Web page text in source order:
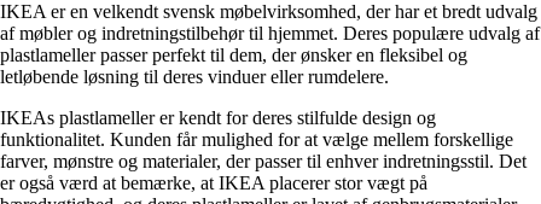
IKEA er en velkendt svensk møbelvirksomhed, der har et bredt udvalg
af møbler og indretningstilbehør til hjemmet. Deres populære udvalg af
plastlameller passer perfekt til dem, der ønsker en fleksibel og
letløbende løsning til deres vinduer eller rumdelere.
IKEAs plastlameller er kendt for deres stilfulde design og
funktionalitet. Kunden får mulighed for at vælge mellem forskellige
farver, mønstre og materialer, der passer til enhver indretningsstil. Det
er også værd at bemærke, at IKEA placerer stor vægt på